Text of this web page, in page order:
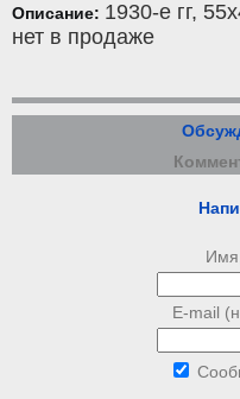
Описание: 1930-е гг,
нет в продаже
E-mail